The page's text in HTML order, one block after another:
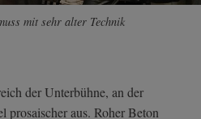
mit sehr alter Technik
der Unterbühne, an der
prosaischer aus. Roher Beton